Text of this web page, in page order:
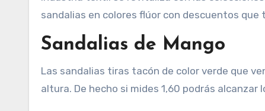
sandalias en colores flúor con descuentos
Sandalias de Mango
Las sandalias tiras tacón de color verde que
altura. De hecho si mides 1,60 podrás alcanzar